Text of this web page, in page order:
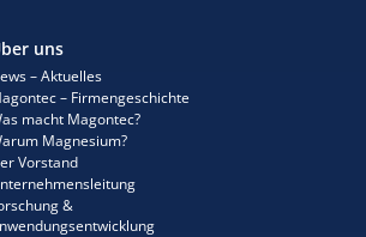
uns
– Aktuelles
– Firmengeschichte
macht Magontec?
Magnesium?
Vorstand
&